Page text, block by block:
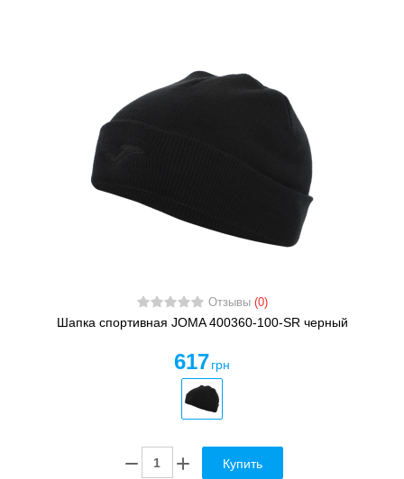
Отзывы (0)
Шапка спортивная JOMA 400360-100-SR черный
617 грн
Купить